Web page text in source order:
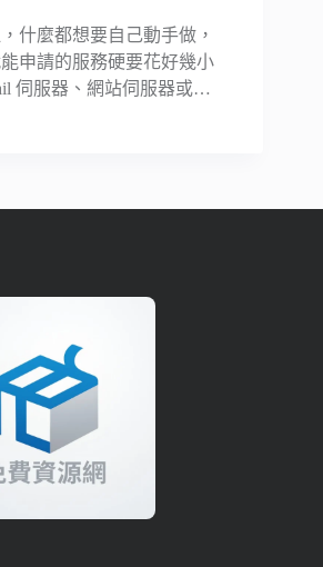
什麼都想要自己動手做，
申請的服務硬要花好幾小
伺服器、網站伺服器或…